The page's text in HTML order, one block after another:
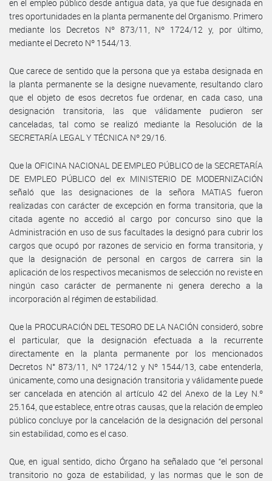
en el empleo público desde antigua data, ya que fue designada en
tres oportunidades en la planta permanente del Organismo. Primero
mediante los Decretos Nº 873/11, Nº 1724/12 y, por último,
mediante el Decreto Nº 1544/13.
Que carece de sentido que la persona que ya estaba designada en
la planta permanente se la designe nuevamente, resultando claro
que el objeto de esos decretos fue ordenar, en cada caso, una
designación transitoria, las que válidamente pudieron ser
canceladas, tal como se realizó mediante la Resolución de la
SECRETARÍA LEGAL Y TÉCNICA Nº 29/16.
Que la OFICINA NACIONAL DE EMPLEO PÚBLICO de la SECRETARÍA
DE EMPLEO PÚBLICO del ex MINISTERIO DE MODERNIZACIÓN
señaló que las designaciones de la señora MATIAS fueron
realizadas con carácter de excepción en forma transitoria, que la
citada agente no accedió al cargo por concurso sino que la
Administración en uso de sus facultades la designó para cubrir los
cargos que ocupó por razones de servicio en forma transitoria, y
que la designación de personal en cargos de carrera sin la
aplicación de los respectivos mecanismos de selección no reviste en
ningún caso carácter de permanente ni genera derecho a la
incorporación al régimen de estabilidad.
Que la PROCURACIÓN DEL TESORO DE LA NACIÓN consideró, sobre
el particular, que la designación efectuada a la recurrente
directamente en la planta permanente por los mencionados
Decretos N° 873/11, Nº 1724/12 y Nº 1544/13, cabe entenderla,
únicamente, como una designación transitoria y válidamente puede
ser cancelada en atención al artículo 42 del Anexo de la Ley N.º
25.164, que establece, entre otras causas, que la relación de empleo
público concluye por la cancelación de la designación del personal
sin estabilidad, como es el caso.
Que, en igual sentido, dicho Órgano ha señalado que “el personal
transitorio no goza de estabilidad, y las normas que le son de